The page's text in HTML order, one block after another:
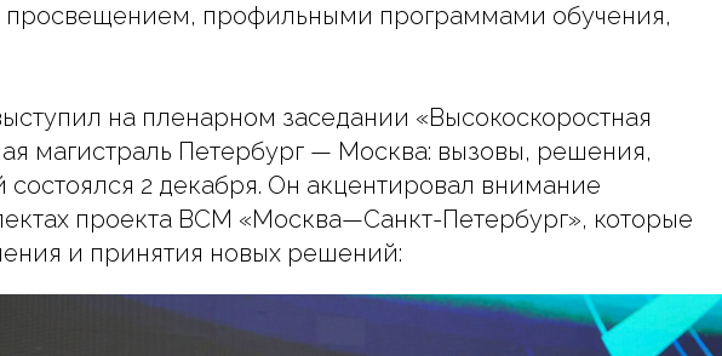
просвещением, профильными программами обучения,
на пленарном заседании «Высокоскоростная
магистраль Петербург — Москва: вызовы, решения,
состоялся 2 декабря. Он акцентировал внимание
проекта ВСМ «Москва—Санкт-Петербург», которые
и принятия новых решений: